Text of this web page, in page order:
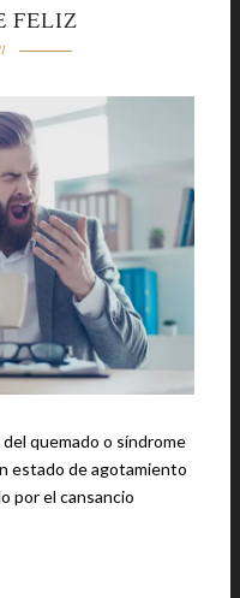
FELIZ
quemado o síndrome
estado de agotamiento